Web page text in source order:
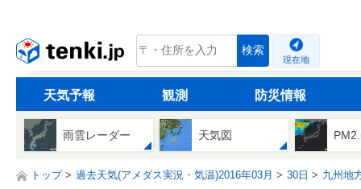
tenki.jp 検索
現在地
天気予報 観測 防災情報
雨雲レーダー 天気図
トップ 過去天気(アメダス実況・気温)2016年03月 30日 九州地